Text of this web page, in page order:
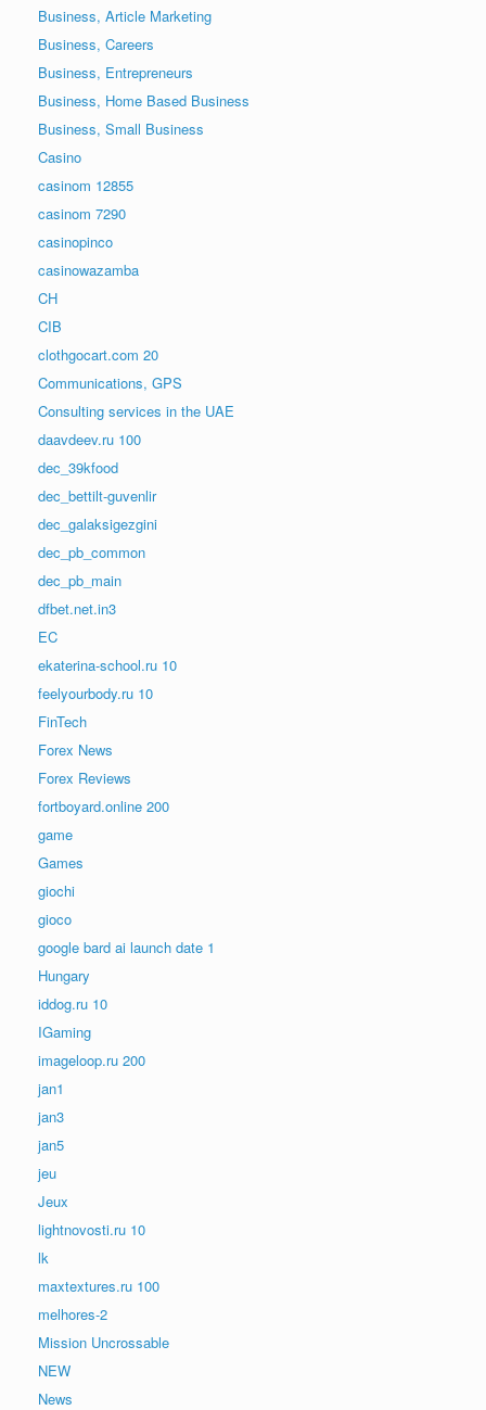
Business, Article Marketing
Business, Careers
Business, Entrepreneurs
Business, Home Based Business
Business, Small Business
Casino
casinom 12855
casinom 7290
casinopinco
casinowazamba
CH
CIB
clothgocart.com 20
Communications, GPS
Consulting services in the UAE
daavdeev.ru 100
dec_39kfood
dec_bettilt-guvenlir
dec_galaksigezgini
dec_pb_common
dec_pb_main
dfbet.net.in3
EC
ekaterina-school.ru 10
feelyourbody.ru 10
FinTech
Forex News
Forex Reviews
fortboyard.online 200
game
Games
giochi
gioco
google bard ai launch date 1
Hungary
iddog.ru 10
IGaming
imageloop.ru 200
jan1
jan3
jan5
jeu
Jeux
lightnovosti.ru 10
lk
maxtextures.ru 100
melhores-2
Mission Uncrossable
NEW
News